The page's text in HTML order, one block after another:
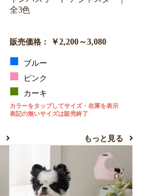
全3色
販売価格： ￥2,200～3,080
ブルー
ピンク
カーキ
カラーをタップしてサイズ・在庫を表示
表記の無いサイズは販売終了
もっと見る